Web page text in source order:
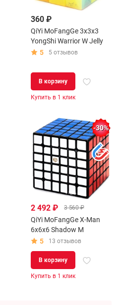
360 ₽
QiYi MoFangGe 3x3x3
YongShi Warrior W Jelly
5
5 отзывов
В корзину
Купить в 1 клик
-30%
2 492 ₽ 3 560 ₽
QiYi MoFangGe X-Man
6x6x6 Shadow M
5
13 отзывов
В корзину
Купить в 1 клик